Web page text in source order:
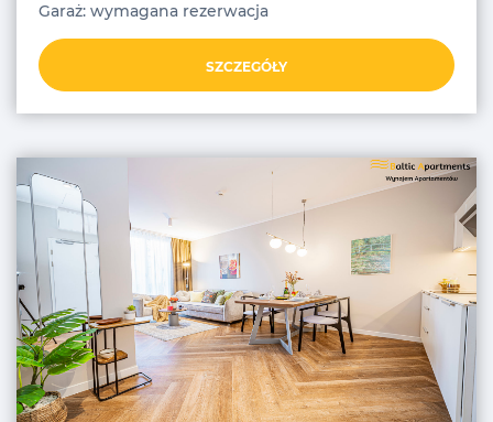
Garaż: wymagana rezerwacja
SZCZEGÓŁY